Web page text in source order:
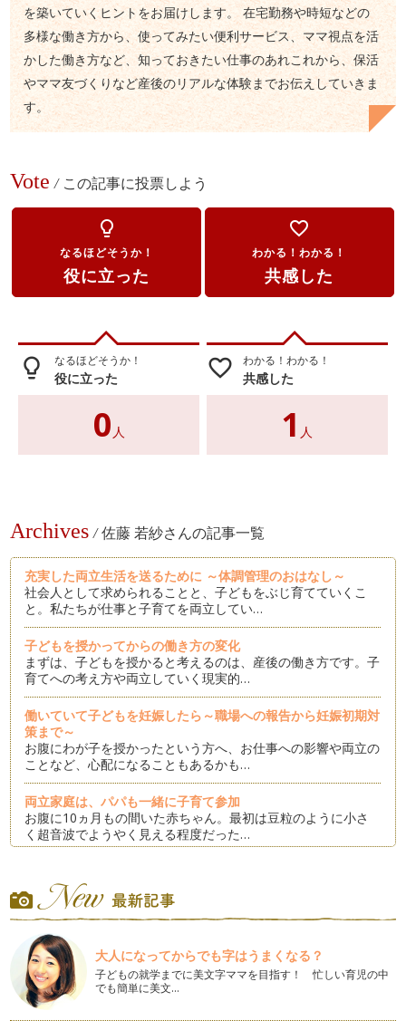
を築いていくヒントをお届けします。 在宅勤務や時短などの
多様な働き方から、使ってみたい便利サービス、ママ視点を活
かした働き方など、知っておきたい仕事のあれこれから、保活
やママ友づくりなど産後のリアルな体験までお伝えしていきま
す。
Vote / この記事に投票しよう
lightbulb_outline
なるほどそうか！
役に立った
favorite_border
わかる！わかる！
共感した
lightbulb_outline なるほどそうか！
役に立った
0 人
favorite_border わかる！わかる！
共感した
1 人
Archives / 佐藤 若紗さんの記事一覧
充実した両立生活を送るために ～体調管理のおはなし～
社会人として求められることと、子どもをぶじ育てていくこ
と。私たちが仕事と子育てを両立してい…
子どもを授かってからの働き方の変化
まずは、子どもを授かると考えるのは、産後の働き方です。子
育てへの考え方や両立していく現実的…
働いていて子どもを妊娠したら～職場への報告から妊娠初期対
策まで～
お腹にわが子を授かったという方へ、お仕事への影響や両立の
ことなど、心配になることもあるかも…
両立家庭は、パパも一緒に子育て参加
お腹に10ヵ月もの間いた赤ちゃん。最初は豆粒のように小さ
く超音波でようやく見える程度だった…
『出産前』 ＞ 『出産後（育休期間）』 ＞ 『両立生活スター
ト後（…
保育園と幼稚園それぞれの良さと最近の事情
11月になると、そろそろ働きたいと思っている方には節目の
時期に入ります。保育園の募集要項の…
女性のライフイベントと働き方
大人になってからでも字はうまくなる？
子どもの就学までに美文字ママを目指す！ 忙しい育児の中
でも簡単に美文…